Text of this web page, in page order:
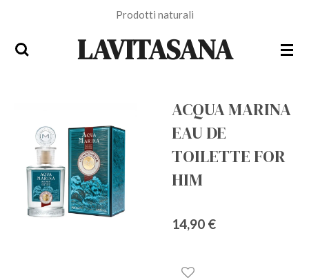
contenuto
LAVITASANA
Prodotti naturali
ACQUA MARINA
EAU DE
TOILETTE FOR
HIM
14,90 €